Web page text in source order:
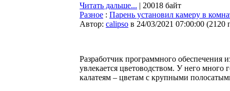
Читать дальше... | 20018 байт
Разное : Парень установил камеру в
Автор: calipso в 24/03/2021 07:00:00 (2120
Разработчик программного
увлекается цветоводством. У него
калатеям – цветам с крупными